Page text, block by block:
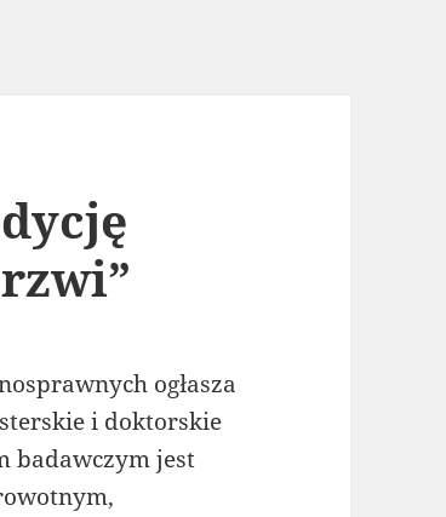
ogłasza
i doktorskie
badawczym jest